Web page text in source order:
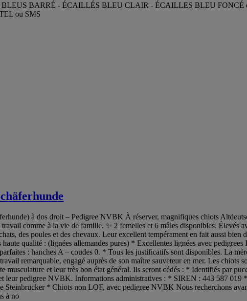
BARRÉ - ÉCAILLÉS BLEU CLAIR - ÉCAILLES BLEU FONCÉ en
ou SMS
à dos droit – Pedigree NVBK À réserver, magnifiques chiots
comme à la vie de famille. ✨ 2 femelles et 6 mâles disponibles. Élevés
des poules et des chevaux. Leur excellent tempérament en fait aussi bien
qualité : (lignées allemandes pures) * Excellentes lignées avec
: hanches A – coudes 0. * Tous les justificatifs sont disponibles. La
remarquable, engagé auprès de son maître sauveteur en mer. Les chiots
musculature et leur très bon état général. Ils seront cédés : * Identifiés par
leur pedigree NVBK. Informations administratives : * SIREN : 443 587
* Chiots non LOF, avec pedigree NVBK Nous recherchons
à no